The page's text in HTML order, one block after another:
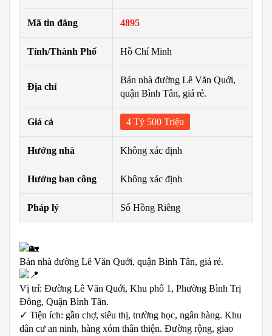
Mã tin đăng 4895
Tỉnh/Thành Phố Hồ Chí Minh
Địa chỉ
Bán nhà đường Lê Văn Quới,
quận Bình Tân, giá rẻ.
Giá cả 4 Tỷ 500 Triệu
Hướng nhà Không xác định
Hướng ban công Không xác định
Pháp lý Sổ Hồng Riêng
Bán nhà đường Lê Văn Quới, quận Bình Tân, giá rẻ.
Vị trí: Đường Lê Văn Quới, Khu phố 1, Phường Bình Trị
Đông, Quận Bình Tân.
✓ Tiện ích: gần chợ, siêu thị, trường học, ngân hàng. Khu
dân cư an ninh, hàng xóm thân thiện. Đường rộng, giao